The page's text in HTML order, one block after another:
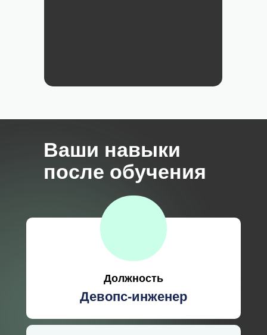
Ваши навыки
после обучения
Должность
Девопс-инженер